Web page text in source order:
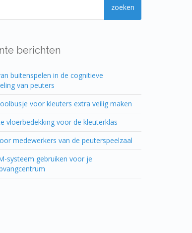
berichten
buitenspelen in de cognitieve
van peuters
voor kleuters extra veilig maken
vloerbedekking voor de kleuterklas
medewerkers van de peuterspeelzaal
systeem gebruiken voor je